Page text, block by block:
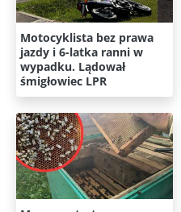
Motocyklista bez prawa
jazdy i 6-latka ranni w
wypadku. Lądował
śmigłowiec LPR